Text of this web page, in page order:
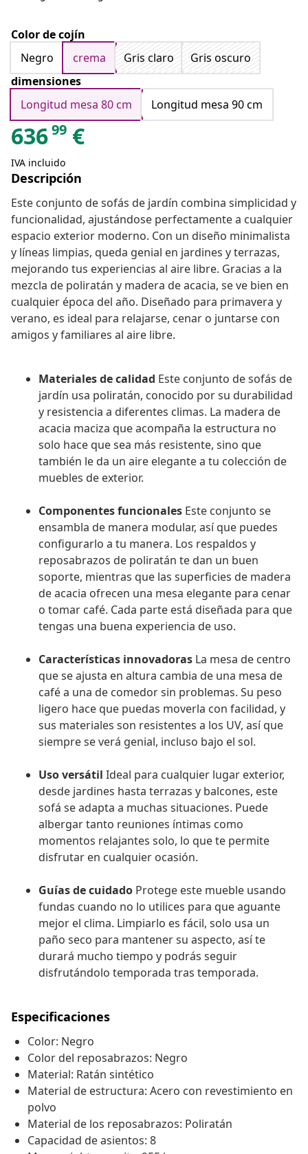
Color de cojín
Negro
crema Gris claro
Gris oscuro
dimensiones
Longitud mesa 80 cm
Longitud mesa 90 cm
63699 €
IVA incluido
Descripción
Este conjunto de sofás de jardín combina simplicidad y
funcionalidad, ajustándose perfectamente a cualquier
espacio exterior moderno. Con un diseño minimalista
y líneas limpias, queda genial en jardines y terrazas,
mejorando tus experiencias al aire libre. Gracias a la
mezcla de poliratán y madera de acacia, se ve bien en
cualquier época del año. Diseñado para primavera y
verano, es ideal para relajarse, cenar o juntarse con
amigos y familiares al aire libre.
Materiales de calidad Este conjunto de sofás de
jardín usa poliratán, conocido por su durabilidad
y resistencia a diferentes climas. La madera de
acacia maciza que acompaña la estructura no
solo hace que sea más resistente, sino que
también le da un aire elegante a tu colección de
muebles de exterior.
Componentes funcionales Este conjunto se
ensambla de manera modular, así que puedes
configurarlo a tu manera. Los respaldos y
reposabrazos de poliratán te dan un buen
soporte, mientras que las superficies de madera
de acacia ofrecen una mesa elegante para cenar
o tomar café. Cada parte está diseñada para que
tengas una buena experiencia de uso.
Características innovadoras La mesa de centro
que se ajusta en altura cambia de una mesa de
café a una de comedor sin problemas. Su peso
ligero hace que puedas moverla con facilidad, y
sus materiales son resistentes a los UV, así que
siempre se verá genial, incluso bajo el sol.
Uso versátil Ideal para cualquier lugar exterior,
desde jardines hasta terrazas y balcones, este
sofá se adapta a muchas situaciones. Puede
albergar tanto reuniones íntimas como
momentos relajantes solo, lo que te permite
disfrutar en cualquier ocasión.
Guías de cuidado Protege este mueble usando
fundas cuando no lo utilices para que aguante
mejor el clima. Limpiarlo es fácil, solo usa un
paño seco para mantener su aspecto, así te
durará mucho tiempo y podrás seguir
disfrutándolo temporada tras temporada.
Especificaciones
Color: Negro
Color del reposabrazos: Negro
Material: Ratán sintético
Material de estructura: Acero con revestimiento en
polvo
Material de los reposabrazos: Poliratán
Capacidad de asientos: 8